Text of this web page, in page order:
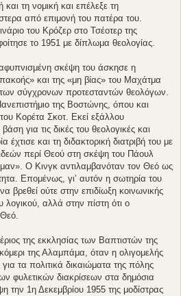
και τη νομική και επέλεξε τη
από επιμονή του πατέρα του.
του Κρόζερ στο Τσέοτερ της
το 1951 με δίπλωμα θεολογίας.
σκέψη του άσκησε η
και της «μη βίας» του Μαχάτμα
των σύγχρονων προτεσταντών θεολόγων.
της Βοστώνης, όπου και
Κορέτα Σκοτ. Εκεί εξάλλου
για τις δικές του θεολογικές και
και τη διδακτορική διατριβή του με
ιδεών περί Θεού στη σκέψη του Πάουλ
Ο Κινγκ αντιλαμβανόταν τον Θεό ως
Επομένως, γι’ αυτόν η σωτηρία του
βρεθεί ούτε στην επιδίωξη κοινωνικής
αλλά στην πίστη ότι ο
της εκκλησίας των Βαπτιστών της
της Αλαμπάμα, όταν η ολιγομελής
τα πολιτικά δικαιώματα της πόλης
φυλετικών διακρίσεων στα δημόσια
την 1η Δεκεμβρίου 1955 της μοδίστρας